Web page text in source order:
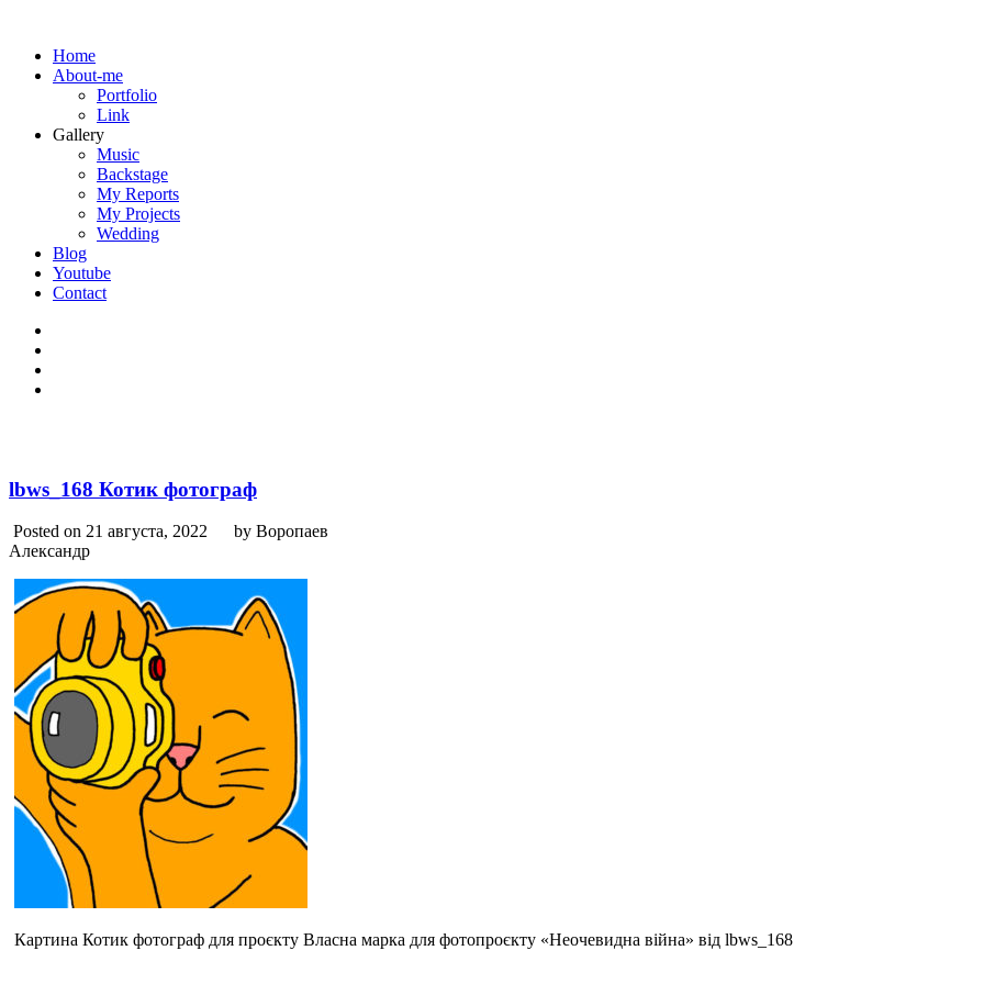
Home
About-me
Portfolio
Link
Gallery
Music
Backstage
My Reports
My Projects
Wedding
Blog
Youtube
Contact
lbws_168 Котик фотограф
Posted on 21 августа, 2022
by Воропаев
Александр
Картина Котик фотограф для проєкту Власна марка для фотопроєкту «Неочевидна війна» від lbws_168